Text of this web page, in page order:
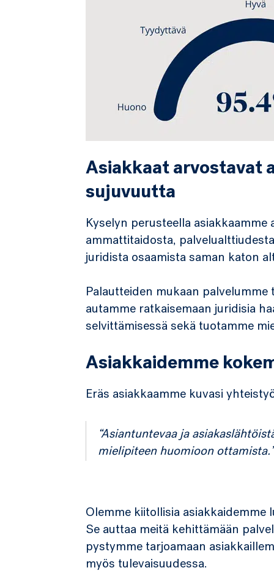
Asiakkaat arvostavat
sujuvuutta
Kyselyn perusteella
ammattitaidosta,
juridista osaamista saman katon
Palautteiden mukaan
autamme ratkaisemaan juridisia
selvittämisessä sekä tuotamme
Asiakkaidemme
Eräs asiakkaamme kuvasi
“Asiantuntevaa ja
mielipiteen huomioon ottamista.”
Olemme kiitollisia asiakkaidemme
Se auttaa meitä kehittämään
pystymme tarjoamaan
myös tulevaisuudessa.